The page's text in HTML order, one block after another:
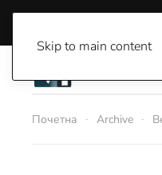
Skip to main content
Почетна Archive